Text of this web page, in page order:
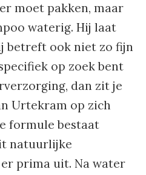
moet pakken, maar
waterig. Hij laat
betreft ook niet zo fijn
op zoek bent
dan zit je
Urtekram op zich
formule bestaat
natuurlijke
prima uit. Na water